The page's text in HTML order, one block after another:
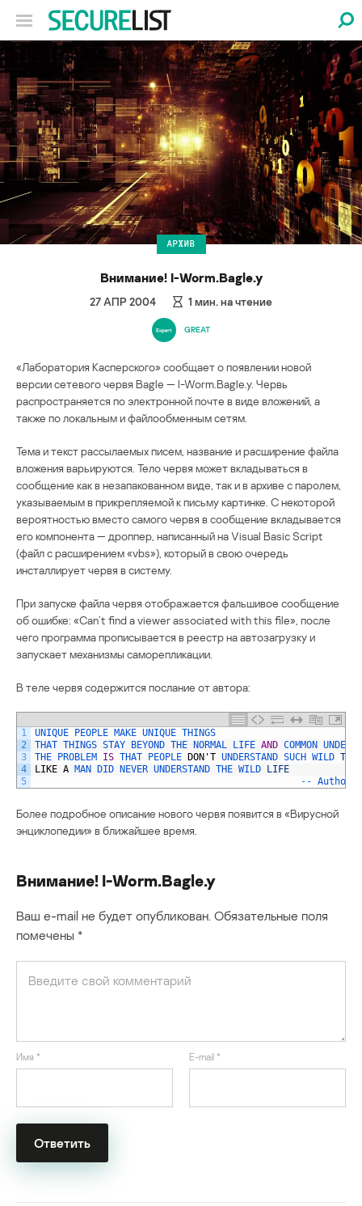
АРХИВ
Внимание! I-Worm.Bagle.y
27 АПР 2004 1 мин. на чтение
GREAT
«Лаборатория Касперского» сообщает о появлении новой
версии сетевого червя Bagle — I-Worm.Bagle.y. Червь
распространяется по электронной почте в виде вложений, а
также по локальным и файлообменным сетям.
Тема и текст рассылаемых писем, название и расширение файла
вложения варьируются. Тело червя может вкладываться в
сообщение как в незапакованном виде, так и в архиве с паролем,
указываемым в прикрепляемой к письму картинке. С некоторой
вероятностью вместо самого червя в сообщение вкладывается
его компонента — дроппер, написанный на Visual Basic Script
(файл с расширением «vbs»), который в свою очередь
инсталлирует червя в систему.
При запуске файла червя отображается фальшивое сообщение
об ошибке: «Can’t find a viewer associated with this file», после
чего программа прописывается в реестр на автозагрузку и
запускает механизмы саморепликации.
В теле червя содержится послание от автора:
1
2
3
4
5
UNIQUE PEOPLE MAKE UNIQUE THINGS
THAT THINGS STAY BEYOND THE NORMAL LIFE AND COMMON
THE PROBLEM IS THAT PEOPLE DON 'T UNDERSTAND SUCH WILD
LIKE A MAN DID NEVER UNDERSTAND THE WILD LIFE
-- Author
Более подробное описание нового червя появится в «Вирусной
энциклопедии» в ближайшее время.
Внимание! I-Worm.Bagle.y
Ваш e-mail не будет опубликован. Обязательные поля
помечены *
Имя * E-mail *